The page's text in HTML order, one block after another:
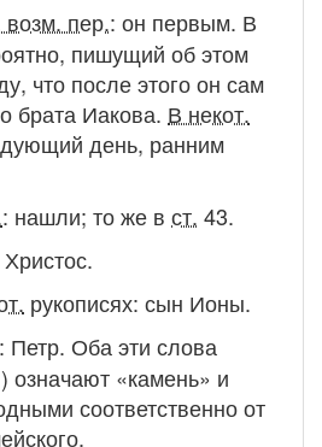
возм. пер.: он первым. В
пишущий об этом
что после этого он сам
брата Иакова. В некот.
день, ранним
: нашли; то же в ст. 43.
Христос.
рукописях: сын Ионы.
: Петр. Оба эти слова
означают «камень» и
соответственно от